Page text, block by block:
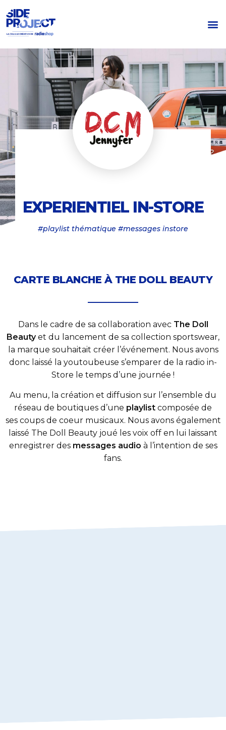
EXPERIENTIEL IN-STORE
#playlist thématique #messages instore
CARTE BLANCHE À THE DOLL BEAUTY
Dans le cadre de sa collaboration avec The Doll
Beautyet du lancement de sa collection sportswear,
la marque souhaitait créer l’événement. Nous avons
donc laissé la youtoubeuse s’emparer de la radio in-
Store le temps d’une journée !
Au menu, la création et diffusion sur l’ensemble du
réseau de boutiques d’une playlist composée de
ses coups de coeur musicaux. Nous avons également
laissé The Doll Beauty joué les voix off en lui laissant
enregistrer des messages audio à l’intention de ses
fans.